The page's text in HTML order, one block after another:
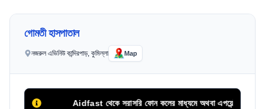
গোমতী হাসপাতাল
নজরুল এভিনিউ কান্দিরপাড়, কুমিল্লা Map
Aidfast থেকে সরাসরি ফোন কলের মাধ্যমে অথবা এপয়েন্টমেন্ট বাটনে